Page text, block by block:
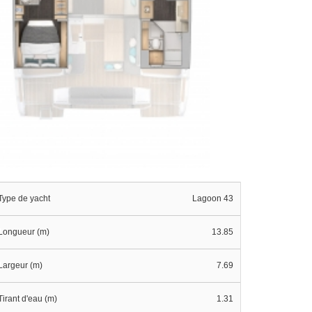
de yacht Lagoon 43
Longueur (m) 13.85
Largeur (m) 7.69
d'eau (m) 1.31